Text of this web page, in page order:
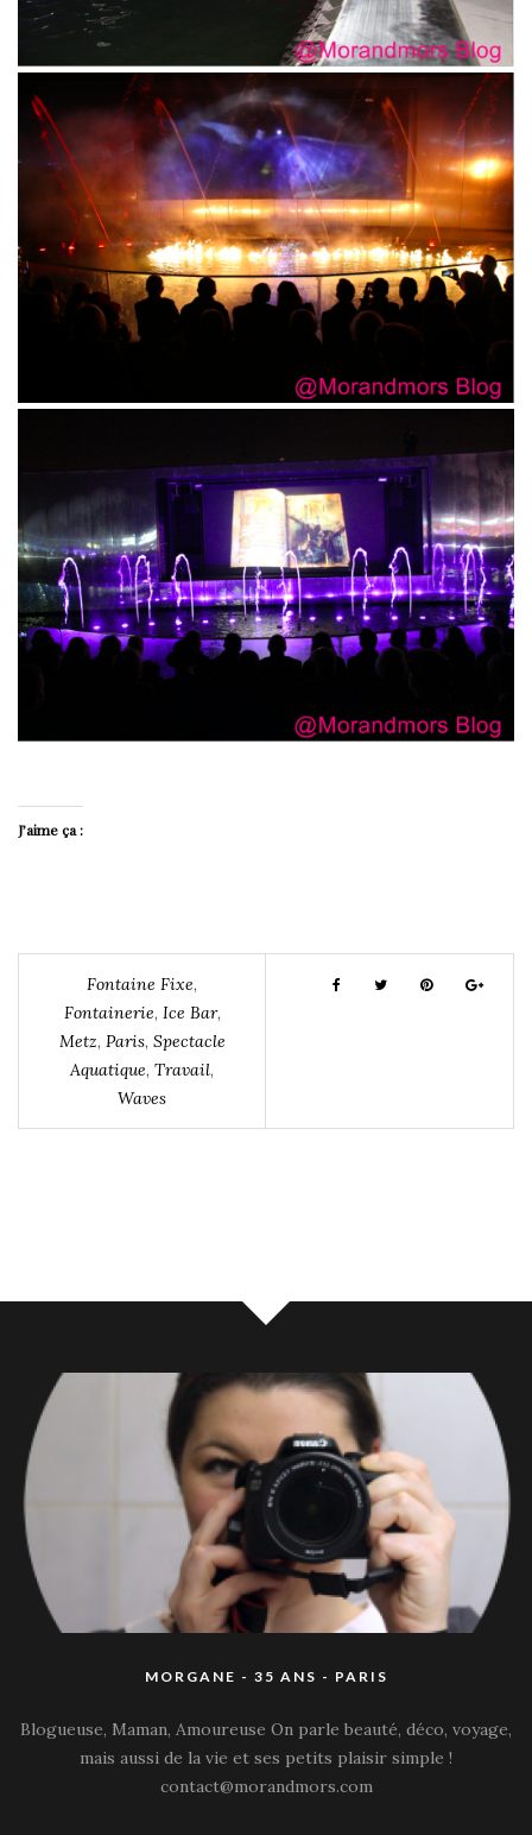
J’aime ça :
Fontaine Fixe,
Fontainerie, Ice Bar,
Metz, Paris, Spectacle
Aquatique, Travail,
Waves
MORGANE - 35 ANS - PARIS
Blogueuse, Maman, Amoureuse On parle beauté, déco, voyage,
mais aussi de la vie et ses petits plaisir simple !
contact@morandmors.com